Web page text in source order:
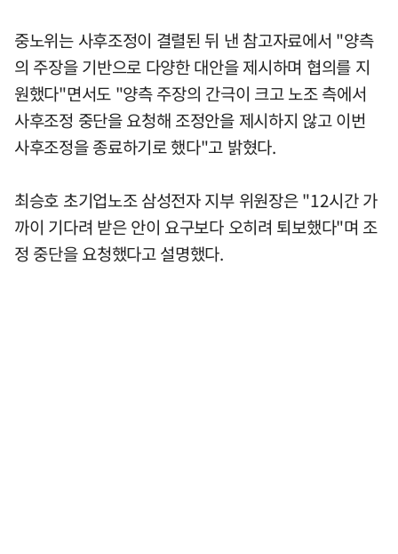
중노위는 사후조정이 결렬된 뒤 낸 참고자료에서 "양측
의 주장을 기반으로 다양한 대안을 제시하며 협의를 지
원했다"면서도 "양측 주장의 간극이 크고 노조 측에서
사후조정 중단을 요청해 조정안을 제시하지 않고 이번
사후조정을 종료하기로 했다"고 밝혔다.
최승호 초기업노조 삼성전자 지부 위원장은 "12시간 가
까이 기다려 받은 안이 요구보다 오히려 퇴보했다"며 조
정 중단을 요청했다고 설명했다.